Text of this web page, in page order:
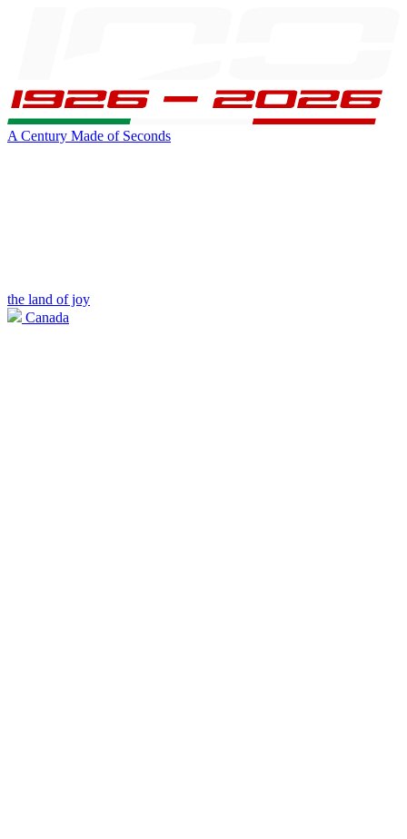
A Century Made of Seconds
the land of joy
Canada